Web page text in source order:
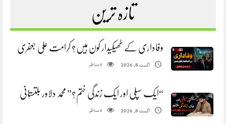
تازہ ترین
وفاداری کے ٹھیکیدار کون ہیں؟ کرامت علی جعفری
اگست 8, 2026 0مناظر
“ایک سپلی اور ایک زندگی ختم؟” محمد دلاور بلتستانی
اگست 8, 2026 0مناظر